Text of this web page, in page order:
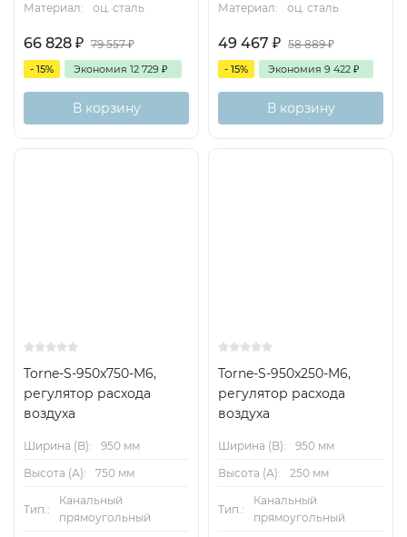
илирасширениях воздуховодов возникает
турбулентность, которая может повлиять наизмерения.
Соединение воздуховодов, например, ответвления
1505. В некоторых случаях для установки регуляторов
Материал: оц. сталь
66 828 ₽ 79 557₽
- 15% Экономия 12 729 ₽
В корзину
Материал: оц. сталь
49 467 ₽ 58 889₽
- 15% Экономия 9 422 ₽
В корзину
Torne-S-950x750-M6,
регулятор расхода
воздуха
Ширина (B):
950 мм
Высота (А):
750 мм
Тип.:
Канальный
прямоугольный
Torne-S-950x250-M6,
регулятор расхода
воздуха
Ширина (B):
950 мм
Высота (А):
250 мм
Тип.:
Канальный
прямоугольный